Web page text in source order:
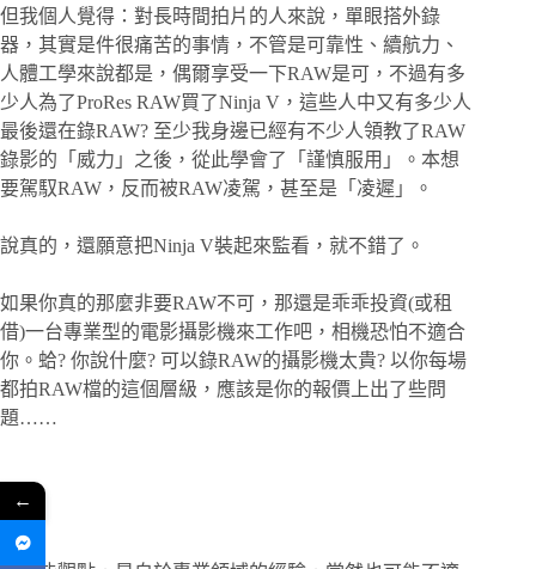
但我個人覺得：對長時間拍片的人來說，單眼搭外錄
器，其實是件很痛苦的事情，不管是可靠性、續航力、
人體工學來說都是，偶爾享受一下RAW是可，不過有多
少人為了ProRes RAW買了Ninja V，這些人中又有多少人
最後還在錄RAW? 至少我身邊已經有不少人領教了RAW
錄影的「威力」之後，從此學會了「謹慎服用」。本想
要駕馭RAW，反而被RAW凌駕，甚至是「凌遲」。
說真的，還願意把Ninja V裝起來監看，就不錯了。
如果你真的那麼非要RAW不可，那還是乖乖投資(或租
借)一台專業型的電影攝影機來工作吧，相機恐怕不適合
你。蛤? 你說什麼? 可以錄RAW的攝影機太貴? 以你每場
都拍RAW檔的這個層級，應該是你的報價上出了些問
題……
結論
←